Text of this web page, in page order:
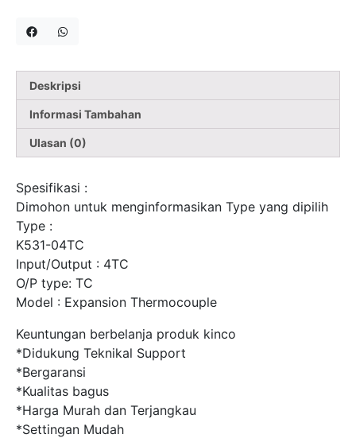
Deskripsi
Informasi Tambahan
Ulasan (0)
Spesifikasi :
Dimohon untuk menginformasikan Type yang dipilih
Type :
K531-04TC
Input/Output : 4TC
O/P type: TC
Model : Expansion Thermocouple
Keuntungan berbelanja produk kinco
*Didukung Teknikal Support
*Bergaransi
*Kualitas bagus
*Harga Murah dan Terjangkau
*Settingan Mudah